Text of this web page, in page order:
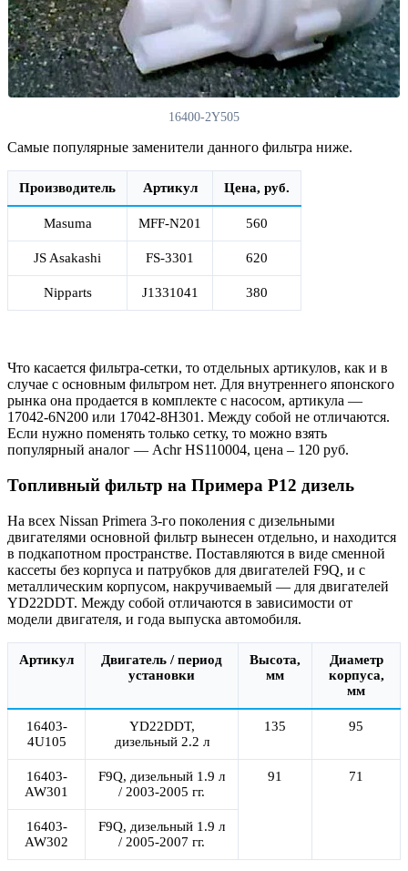
16400-2Y505
Самые популярные заменители данного фильтра ниже.
Производитель Артикул Цена, руб.
Masuma MFF-N201 560
JS Asakashi FS-3301 620
Nipparts J1331041 380
Что касается фильтра-сетки, то отдельных артикулов, как и в
случае с основным фильтром нет. Для внутреннего японского
рынка она продается в комплекте с насосом, артикула —
17042-6N200 или 17042-8H301. Между собой не отличаются.
Если нужно поменять только сетку, то можно взять
популярный аналог — Achr HS110004, цена – 120 руб.
Топливный фильтр на Примера P12 дизель
На всех Nissan Primera 3-го поколения с дизельными
двигателями основной фильтр вынесен отдельно, и находится
в подкапотном пространстве. Поставляются в виде сменной
кассеты без корпуса и патрубков для двигателей F9Q, и с
металлическим корпусом, накручиваемый — для двигателей
YD22DDT. Между собой отличаются в зависимости от
модели двигателя, и года выпуска автомобиля.
Артикул
Двигатель / период
установки
Высота,
мм
Диаметр
корпуса,
мм
16403-
4U105
YD22DDT,
дизельный 2.2 л
135 95
16403-
AW301
F9Q, дизельный 1.9 л
/ 2003-2005 гг.
91 71
16403-
AW302
F9Q, дизельный 1.9 л
/ 2005-2007 гг.